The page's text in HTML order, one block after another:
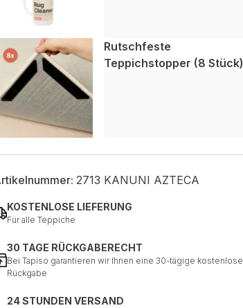
Rutschfeste
Teppichstopper (8 Stück)
2713 KANUNI AZTECA
KOSTENLOSE LIEFERUNG
Für alle Teppiche
30 TAGE RÜCKGABERECHT
Bei Tapiso garantieren wir Ihnen eine 30-tägige kostenlose
Rückgabe
24 STUNDEN VERSAND